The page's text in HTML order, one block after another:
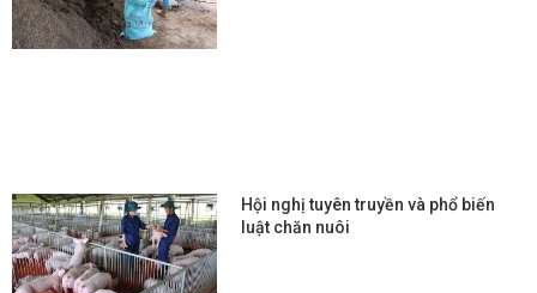
Hội nghị tuyên truyền và phổ biến
luật chăn nuôi